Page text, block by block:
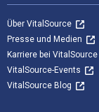
Über VitalSource
Presse und Medien
Karriere bei VitalSource
VitalSource-Events
VitalSource Blog